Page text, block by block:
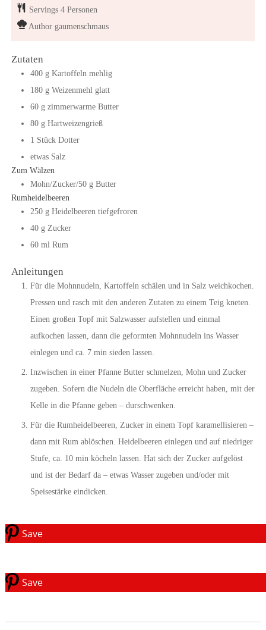
Servings 4 Personen
Author gaumenschmaus
Zutaten
400 g Kartoffeln mehlig
180 g Weizenmehl glatt
60 g zimmerwarme Butter
80 g Hartweizengrieß
1 Stück Dotter
etwas Salz
Zum Wälzen
Mohn/Zucker/50 g Butter
Rumheidelbeeren
250 g Heidelbeeren tiefgefroren
40 g Zucker
60 ml Rum
Anleitungen
Für die Mohnnudeln, Kartoffeln schälen und in Salz weichkochen.
Pressen und rasch mit den anderen Zutaten zu einem Teig kneten.
Einen großen Topf mit Salzwasser aufstellen und einmal
aufkochen lassen, dann die geformten Mohnnudeln ins Wasser
einlegen und ca. 7 min sieden lassen.
Inzwischen in einer Pfanne Butter schmelzen, Mohn und Zucker
zugeben. Sofern die Nudeln die Oberfläche erreicht haben, mit der
Kelle in die Pfanne geben – durschwenken.
Für die Rumheidelbeeren, Zucker in einem Topf karamellisieren –
dann mit Rum ablöschen. Heidelbeeren einlegen und auf niedriger
Stufe, ca. 10 min köcheln lassen. Hat sich der Zucker aufgelöst
und ist der Bedarf da – etwas Wasser zugeben und/oder mit
Speisestärke eindicken.
Save
Save